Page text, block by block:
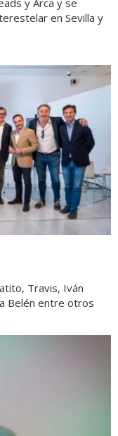
y Arca y se
en Sevilla y
Travis, Iván
Belén entre otros